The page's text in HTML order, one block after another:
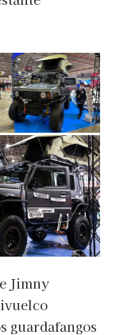
Jimny
guardafangos